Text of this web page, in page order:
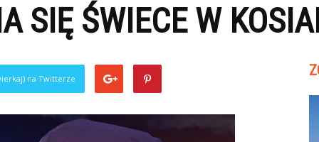
SIĘ ŚWIECE W
na Twitterze